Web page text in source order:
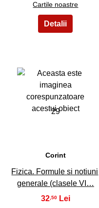
Cartile noastre
29
Corint
Fizica. Formule si notiuni
generale (clasele VI…
32 ,50